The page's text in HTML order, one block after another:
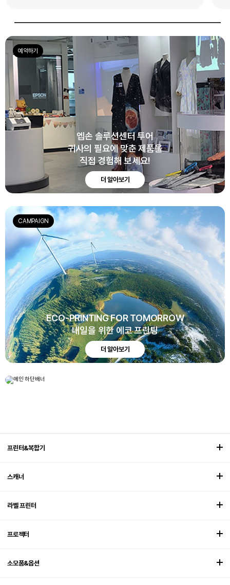
엡손 솔루션센터 투어
귀사의 필요에 맞춘 제품을
직접 경험해 보세요!
더 알아보기
예약하기
ECO-PRINTING FOR TOMORROW
내일을 위한 에코 프린팅
더 알아보기
CAMPAIGN
ECO-PROJECTION FOR TOMORROW
엡손 3LCD 프로젝터 일상을 ECO로 보다
프린터&복합기
스캐너
라벨 프린터
프로젝터
소모품&옵션